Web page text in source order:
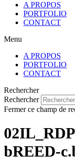
A PROPOS
PORTFOLIO
CONTACT
Menu
A PROPOS
PORTFOLIO
CONTACT
Rechercher
Rechercher
Fermer ce champ de
bREED-